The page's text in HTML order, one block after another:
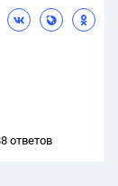
ответов